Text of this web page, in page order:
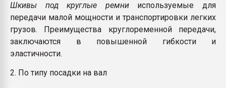
Шкивы под круглые ремнииспользуемые для
передачи малой мощности и транспортировки легких
грузов. Преимущества круглоременной передачи,
заключаются в повышенной гибкости и
эластичности.
2. По типу посадки на вал